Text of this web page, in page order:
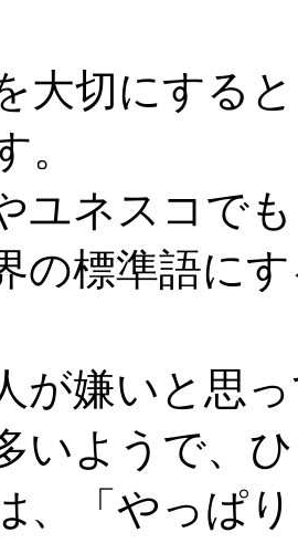
大切にする
。
ユネスコで
の標準語に
が嫌いと思
いようで、
、「やっぱ